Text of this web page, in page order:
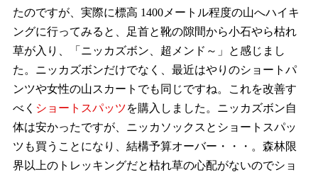
たのですが、実際に標高 1400メートル程度の山へハイキ
ングに行ってみると、足首と靴の隙間から小石やら枯れ
草が入り、「ニッカズボン、超メンド～」と感じまし
た。ニッカズボンだけでなく、最近はやりのショートパ
ンツや女性の山スカートでも同じですね。これを改善す
べく ショートスパッツを購入しました。ニッカズボン自
体は安かったですが、ニッカソックスとショートスパッ
ツも買うことになり、結構予算オーバー・・・。森林限
界以上のトレッキングだと枯れ草の心配がないのでショ